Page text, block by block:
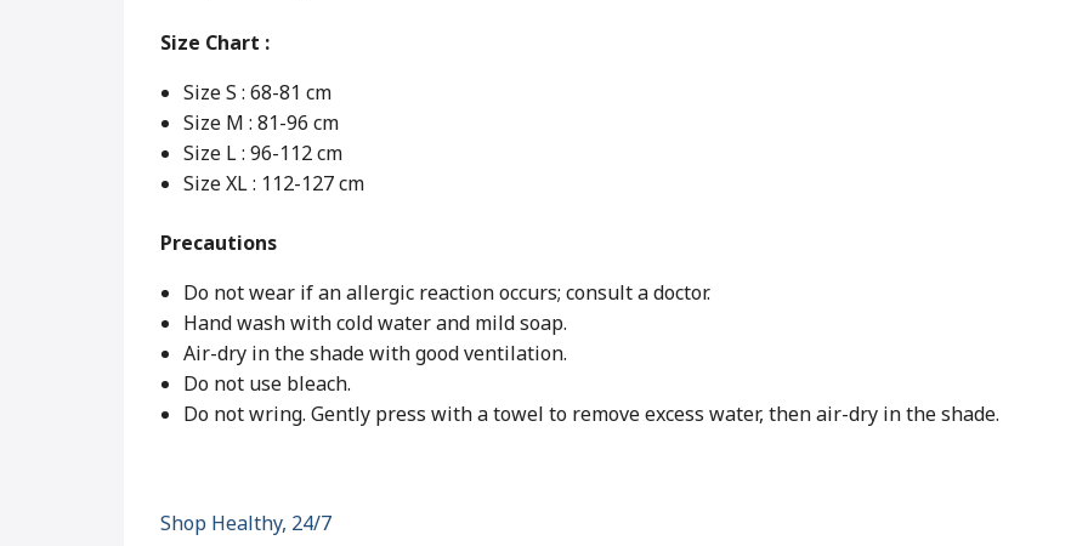
Size Chart :
Size S : 68-81 cm
Size M : 81-96 cm
Size L : 96-112 cm
Size XL : 112-127 cm
Precautions
Do not wear if an allergic reaction occurs; consult a doctor.
Hand wash with cold water and mild soap.
Air-dry in the shade with good ventilation.
Do not use bleach.
Do not wring. Gently press with a towel to remove excess water, then air-dry in the shade.
Shop Healthy, 24/7